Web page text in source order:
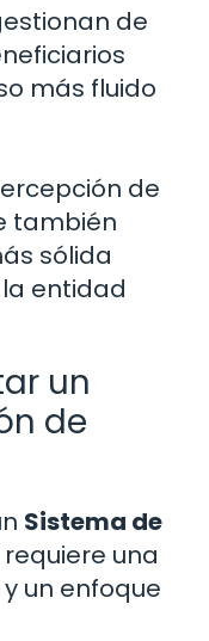
de
más fluido
de
también
sólida
entidad
un
de
Sistema de
requiere una
un enfoque